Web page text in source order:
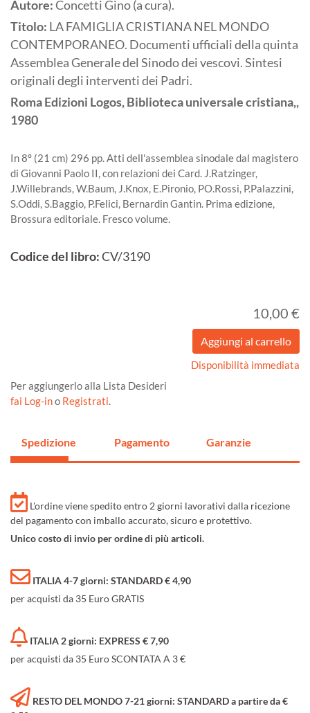
Autore:Concetti Gino (a cura).
Titolo: LA FAMIGLIA CRISTIANA NEL MONDO
CONTEMPORANEO. Documenti ufficiali della quinta
Assemblea Generale del Sinodo dei vescovi. Sintesi
originali degli interventi dei Padri.
RomaEdizioni Logos, Biblioteca universale cristiana,,
1980
In 8° (21 cm) 296 pp. Atti dell'assemblea sinodale dal magistero
di Giovanni Paolo II, con relazioni dei Card. J.Ratzinger,
J.Willebrands, W.Baum, J.Knox, E.Pironio, PO.Rossi, P.Palazzini,
S.Oddi, S.Baggio, P.Felici, Bernardin Gantin. Prima edizione,
Brossura editoriale. Fresco volume.
Codice del libro:CV/3190
10,00 €
Disponibilità immediata
Per aggiungerlo alla Lista Desideri
fai Log-ino Registrati.
Spedizione Pagamento Garanzie
L'ordine viene spedito entro 2 giorni lavorativi dalla ricezione
del pagamento con imballo accurato, sicuro e protettivo.
Unico costo di invio per ordine di più articoli.
ITALIA 4-7 giorni: STANDARD € 4,90
per acquisti da 35 Euro GRATIS
ITALIA 2 giorni: EXPRESS € 7,90
per acquisti da 35 Euro SCONTATA A 3 €
RESTO DEL MONDO 7-21 giorni: STANDARD a partire da €